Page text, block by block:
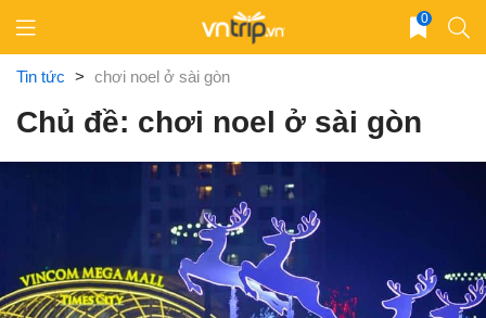
content
0
Tin tức > chơi noel ở sài gòn
Chủ đề: chơi noel ở sài gòn